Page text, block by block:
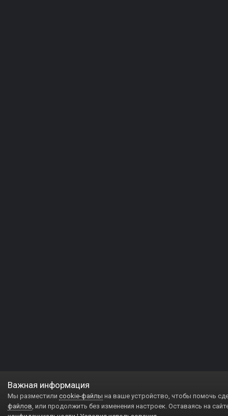
Важная информация
Мы разместили cookie-файлы на ваше устройство, чтобы помочь
файлов, или продолжить без изменения настроек. Оставаясь на